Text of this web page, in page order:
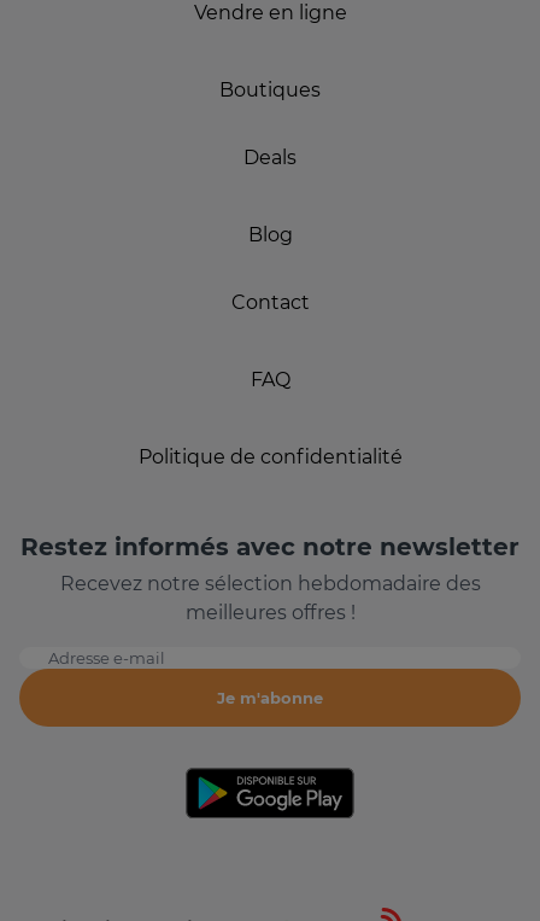
Vendre en ligne
Boutiques
Deals
Blog
Contact
FAQ
Politique de confidentialité
Restez informés avec notre newsletter
Recevez notre sélection hebdomadaire des
meilleures offres !
Adresse e-mail
Je m'abonne